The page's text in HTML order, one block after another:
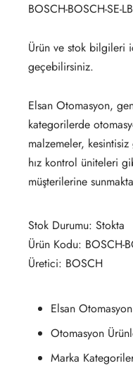
BOSCH-BOSCH-SE-
Ürün ve stok bilgileri
geçebilirsiniz.
Elsan Otomasyon,
kategorilerde
malzemeler,
hız kontrol üniteleri
müşterilerine
Stok Durumu: Stokta
Ürün Kodu: BOSCH-
Üretici: BOSCH
Elsan Otomasyon
Otomasyon
Marka